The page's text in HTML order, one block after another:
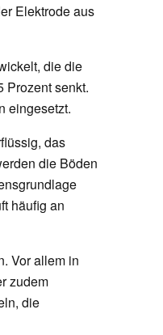
Elektrode aus
die die
Prozent senkt.
eingesetzt.
das
die Böden
häufig an
Vor allem in
zudem
die